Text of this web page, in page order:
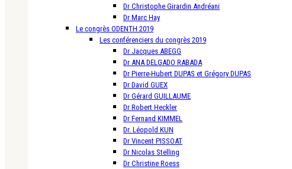
Dr Christophe Girardin Andréani
Dr Marc Hay
Le congrès ODENTH 2019
Les conférenciers du congrès 2019
Dr Jacques ABEGG
Dr ANA DELGADO RABADA
Dr Pierre-Hubert DUPAS et Grégory DUPAS
Dr David GUEX
Dr Gérard GUILLAUME
Dr Robert Heckler
Dr Fernand KIMMEL
Dr. Léopold KUN
Dr Vincent PISSOAT
Dr Nicolas Stelling
Dr Christine Roess